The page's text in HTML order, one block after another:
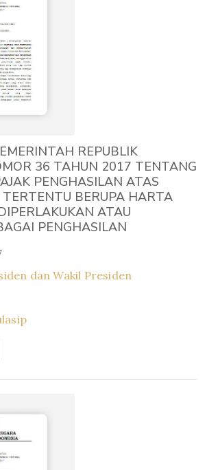
REPUBLIK
36 TAHUN 2017 TENTANG
PENGHASILAN ATAS
BERUPA HARTA
ATAU
PENGHASILAN
dan Wakil Presiden